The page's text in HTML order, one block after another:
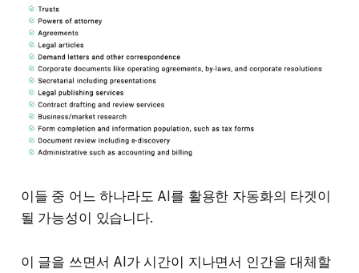
이들 중 어느 하나라도 AI를 활용한 자동화의 타겟이
될 가능성이 있습니다.
이 글을 쓰면서 AI가 시간이 지나면서 인간을 대체할